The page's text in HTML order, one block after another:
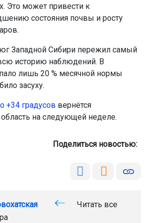
Это может привести к
состояния почвы и росту
Западной Сибири пережил самый
историю наблюдений. В
лишь 20 % месячной нормы
засуху.
+34 градусов вернётся
на следующей неделе.
Поделиться новостью:
Читать все